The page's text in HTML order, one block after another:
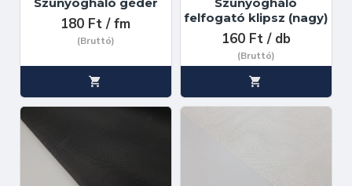
180 Ft / fm
(Bruttó)
felfogató klipsz (nagy)
160 Ft / db
(Bruttó)